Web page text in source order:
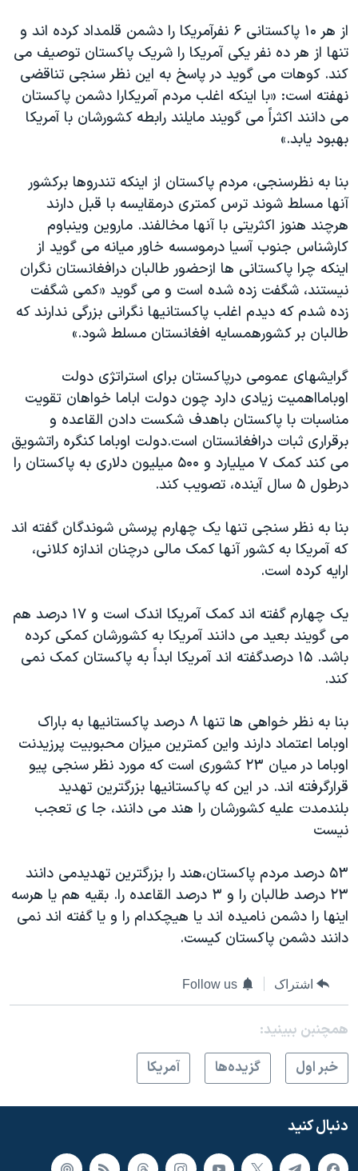
قانون شفافیت دارائی کادر رهبری ایران
اعتراضات مردمی آبان ۹۸
اسرائیل در جنگ
نرگس محمدی برنده جایزه نوبل صلح
صفحه‌های ویژه
سفر پرزیدنت ترامپ به چین
از هر ۱۰ پاکستانی ۶ نفرآمريکا را دشمن قلمداد کرده اند و
تنها از هر ده نفر يکی آمريکا را شريک پاکستان توصيف می
کند. کوهات می گويد در پاسخ به اين نظر سنجی تناقضی
نهفته است: «با اينکه اغلب مردم آمريکارا دشمن پاکستان
می دانند اکثراً می گويند مايلند رابطه کشورشان با آمريکا
بهبود يابد.»
بنا به نظرسنجی، مردم پاکستان از اينکه تندروها برکشور
آنها مسلط شوند ترس کمتری درمقايسه با قبل دارند
هرچند هنوز اکثريتی با آنها مخالفند. ماروين وينباوم
کارشناس جنوب آسيا درموسسه خاور ميانه می گويد از
اينکه چرا پاکستانی ها ازحضور طالبان درافغانستان نگران
نيستند، شگفت زده شده است و می گويد «کمی شگفت
زده شدم که ديدم اغلب پاکستانيها نگرانی بزرگی ندارند که
طالبان بر کشورهمسايه افغانستان مسلط شود.»
گرايشهای عمومی درپاکستان برای استراتژی دولت
اوبامااهميت زيادی دارد چون دولت اباما خواهان تقويت
مناسبات با پاکستان باهدف شکست دادن القاعده و
برقراری ثبات درافغانستان است.دولت اوباما کنگره راتشويق
می کند کمک ۷ ميليارد و ۵۰۰ ميليون دلاری به پاکستان را
درطول ۵ سال آينده، تصويب کند.
بنا به نظر سنجی تنها يک چهارم پرسش شوندگان گفته اند
که آمريکا به کشور آنها کمک مالی درچنان اندازه کلانی،
ارايه کرده است.
يک چهارم گفته اند کمک آمريکا اندک است و ۱۷ درصد هم
می گويند بعيد می دانند آمريکا به کشورشان کمکی کرده
باشد. ۱۵ درصدگفته اند آمريکا ابداً به پاکستان کمک نمی
کند.
بنا به نظر خواهی ها تنها ۸ درصد پاکستانيها به باراک
اوباما اعتماد دارند واين کمترين ميزان محبوبيت پرزيدنت
اوباما در ميان ۲۳ کشوری است که مورد نظر سنجی پيو
قرارگرفته اند. در اين که پاکستانيها بزرگترين تهديد
بلندمدت عليه کشورشان را هند می دانند، جا ی تعجب
نيست
۵۳ درصد مردم پاکستان،هند را بزرگترين تهديدمی دانند
۲۳ درصد طالبان را و ۳ درصد القاعده را. بقيه هم يا هرسه
اينها را دشمن ناميده اند يا هيچکدام را و يا گفته اند نمی
دانند دشمن پاکستان کيست.
اشتراک Follow us
همچنبن ببینید:
خبر اول
گزيده‌ها آمريکا
دنبال کنید